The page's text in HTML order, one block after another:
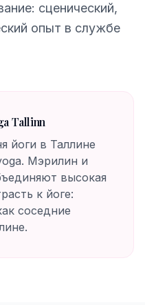
сценический,
опыт в службе
Tallinn
йоги в Таллине
Мэрилин и
высокая
к йоге:
соседние